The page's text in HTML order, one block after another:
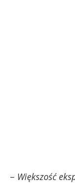
– Większość